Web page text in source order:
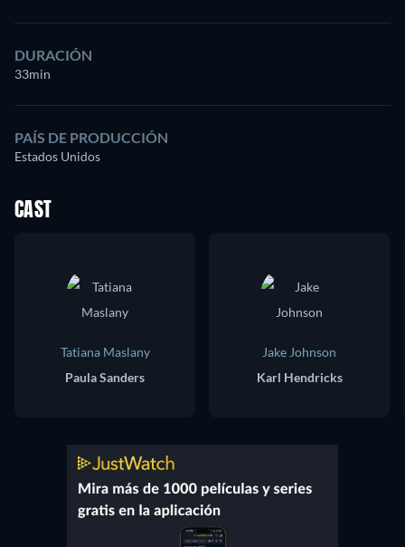
DURACIÓN
33min
PAÍS DE PRODUCCIÓN
Estados Unidos
CAST
Tatiana Maslany
Paula Sanders
Jake Johnson
Karl Hendricks